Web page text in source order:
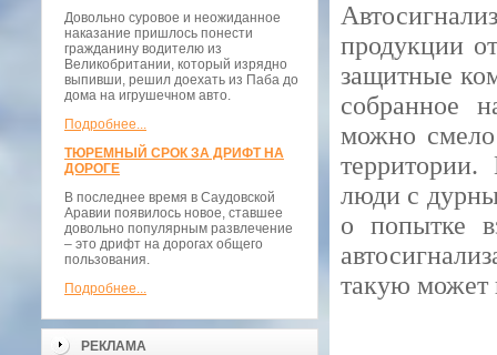
Довольно суровое и неожиданное
наказание пришлось понести
гражданину водителю из
Великобритании, который изрядно
выпивши, решил доехать из Паба до
дома на игрушечном авто.
Подробнее...
ТЮРЕМНЫЙ СРОК ЗА ДРИФТ НА
ДОРОГЕ
В последнее время в Саудовской
Аравии появилось новое, ставшее
довольно популярным развлечение
– это дрифт на дорогах общего
пользования.
Подробнее...
РЕКЛАМА
продукции
защитные
собранное
можно смело
люди с
о попытке
такую может